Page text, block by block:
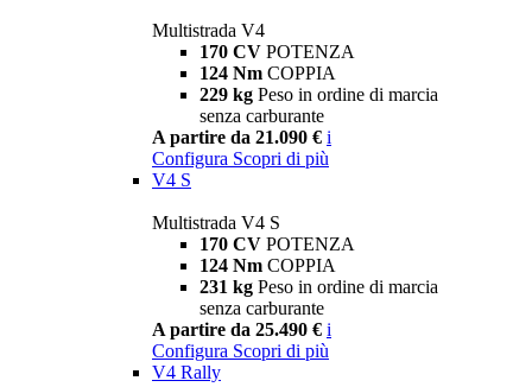
Multistrada V4
170 CV POTENZA
124 Nm COPPIA
229 kg Peso in ordine di marcia
senza carburante
A partire da 21.090 € i
Configura Scopri di più
V4 S
Multistrada V4 S
170 CV POTENZA
124 Nm COPPIA
231 kg Peso in ordine di marcia
senza carburante
A partire da 25.490 € i
Configura Scopri di più
V4 Rally